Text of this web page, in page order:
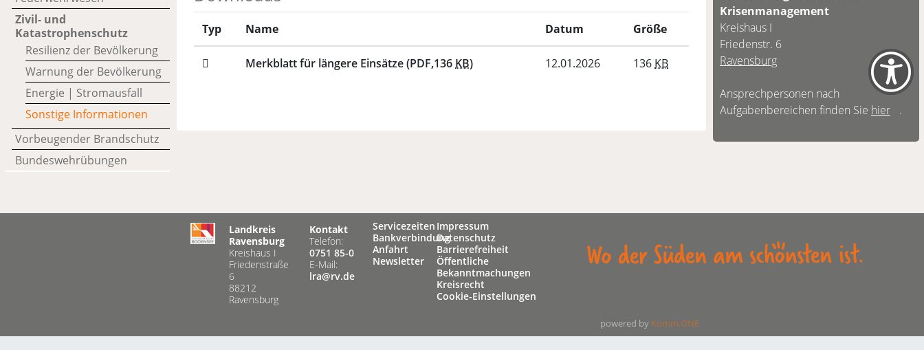
Zivil- und
Katastrophenschutz
Resilienz der Bevölkerung
Warnung der Bevölkerung
Energie | Stromausfall
Sonstige Informationen
Vorbeugender Brandschutz
Bundeswehrübungen
Typ Name Datum Größe
Merkblatt für längere Einsätze(PDF,136 KB) 12.01.2026 136 KB
Krisenmanagement
Kreishaus I
Friedenstr. 6
Ravensburg
Ansprechpersonen nach
Aufgabenbereichen finden Sie hier .
Landkreis
Ravensburg
Kreishaus I
Friedenstraße
6
88212
Ravensburg
Kontakt
Telefon:
0751 85-0
E-Mail:
lra@rv.de
Servicezeiten
Bankverbindung
Anfahrt
Newsletter
Impressum
Datenschutz
Barrierefreiheit
Öffentliche
Bekanntmachungen
Kreisrecht
Cookie-Einstellungen
powered by Komm.ONE